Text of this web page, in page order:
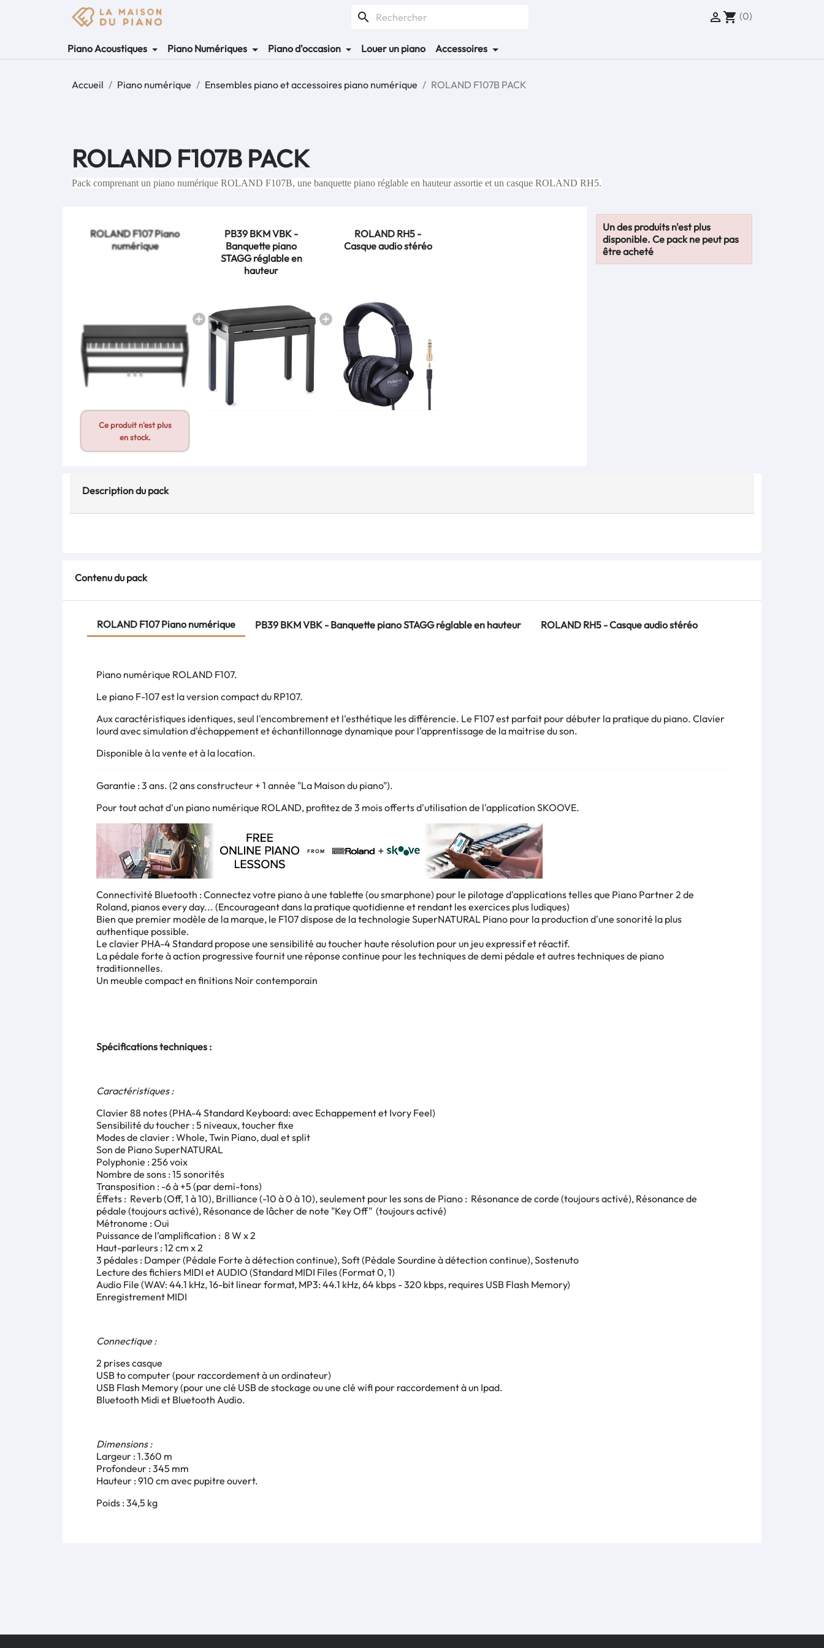
search  shopping_cart (0)
Piano Acoustiques Piano Numériques Piano d'occasion Louer un piano Accessoires
Accueil Piano numérique Ensembles piano et accessoires piano numérique ROLAND F107B PACK
ROLAND F107B PACK
Pack comprenant un piano numérique ROLAND F107B, une banquette piano réglable en hauteur assortie et un casque ROLAND RH5.
ROLAND F107 Piano
numérique
Ce produit n'est plus
en stock.
PB39 BKM VBK -
Banquette piano
STAGG réglable en
hauteur
ROLAND RH5 -
Casque audio stéréo
Un des produits n'est plus
disponible. Ce pack ne peut pas
être acheté
Description du pack
Contenu du pack
ROLAND F107 Piano numérique PB39 BKM VBK - Banquette piano STAGG réglable en hauteur ROLAND RH5 - Casque audio stéréo
Piano numérique ROLAND F107.
Le piano F-107 est la version compact du RP107.
Aux caractéristiques identiques, seul l'encombrement et l'esthétique les différencie. Le F107 est parfait pour débuter la pratique du piano. Clavier
lourd avec simulation d'échappement et échantillonnage dynamique pour l'apprentissage de la maitrise du son.
Disponible à la vente et à la location.
Garantie : 3 ans. (2 ans constructeur + 1 année "La Maison du piano").
Pour tout achat d'un piano numérique ROLAND, profitez de 3 mois offerts d'utilisation de l'application SKOOVE.
Connectivité Bluetooth : Connectez votre piano à une tablette (ou smarphone) pour le pilotage d'applications telles que Piano Partner 2 de
Roland, pianos every day... (Encourageant dans la pratique quotidienne et rendant les exercices plus ludiques)
Bien que premier modèle de la marque, le F107 dispose de la technologie SuperNATURAL Piano pour la production d'une sonorité la plus
authentique possible.
Le clavier PHA-4 Standard propose une sensibilité au toucher haute résolution pour un jeu expressif et réactif.
La pédale forte à action progressive fournit une réponse continue pour les techniques de demi pédale et autres techniques de piano
traditionnelles.
Un meuble compact en finitions Noir contemporain
Spécifications techniques :
Caractéristiques :
Clavier 88 notes (PHA-4 Standard Keyboard: avec Echappement et Ivory Feel)
Sensibilité du toucher : 5 niveaux, toucher fixe
Modes de clavier : Whole, Twin Piano, dual et split
Son de Piano SuperNATURAL
Polyphonie : 256 voix
Nombre de sons : 15 sonorités
Transposition : -6 à +5 (par demi-tons)
Éffets : Reverb (Off, 1 à 10), Brilliance (-10 à 0 à 10), seulement pour les sons de Piano : Résonance de corde (toujours activé), Résonance de
pédale (toujours activé), Résonance de lâcher de note "Key Off" (toujours activé)
Métronome : Oui
Puissance de l’amplification : 8 W x 2
Haut-parleurs : 12 cm x 2
3 pédales : Damper (Pédale Forte à détection continue), Soft (Pédale Sourdine à détection continue), Sostenuto
Lecture des fichiers MIDI et AUDIO (Standard MIDI Files (Format 0, 1)
Audio File (WAV: 44.1 kHz, 16-bit linear format, MP3: 44.1 kHz, 64 kbps - 320 kbps, requires USB Flash Memory)
Enregistrement MIDI
Connectique :
2 prises casque
USB to computer (pour raccordement à un ordinateur)
USB Flash Memory (pour une clé USB de stockage ou une clé wifi pour raccordement à un Ipad.
Bluetooth Midi et Bluetooth Audio.
Dimensions :
Largeur : 1.360 m
Profondeur : 345 mm
Hauteur : 910 cm avec pupitre ouvert.
Poids : 34,5 kg